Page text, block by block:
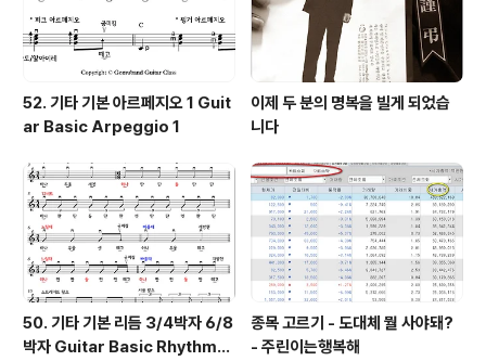
52. 기타 기본 아르페지오 1 Guit
ar Basic Arpeggio 1
이제 두 분의 명복을 빌게 되었습
니다
50. 기타 기본 리듬 3/4박자 6/8
박자 Guitar Basic Rhythm
종목 고르기 - 도대체 뭘 사야돼?
- 주린이는행복해